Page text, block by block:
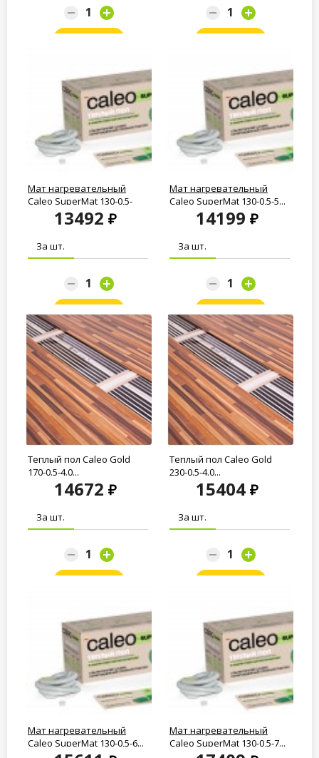
Заказать Заказать
Мат нагревательный
Caleo SuperMat 130-0,5-
13492
За шт.
Заказать
Мат нагревательный
Caleo SuperMat 130-0,5-5...
14199
За шт.
Заказать
Теплый пол Caleo Gold
170-0.5-4.0...
14672
За шт.
Заказать
Теплый пол Caleo Gold
230-0.5-4.0...
15404
За шт.
Заказать
Мат нагревательный
Caleo SuperMat 130-0,5-6...
Мат нагревательный
Caleo SuperMat 130-0,5-7...